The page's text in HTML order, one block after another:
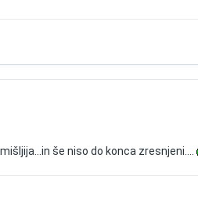
še niso do konca zresnjeni....